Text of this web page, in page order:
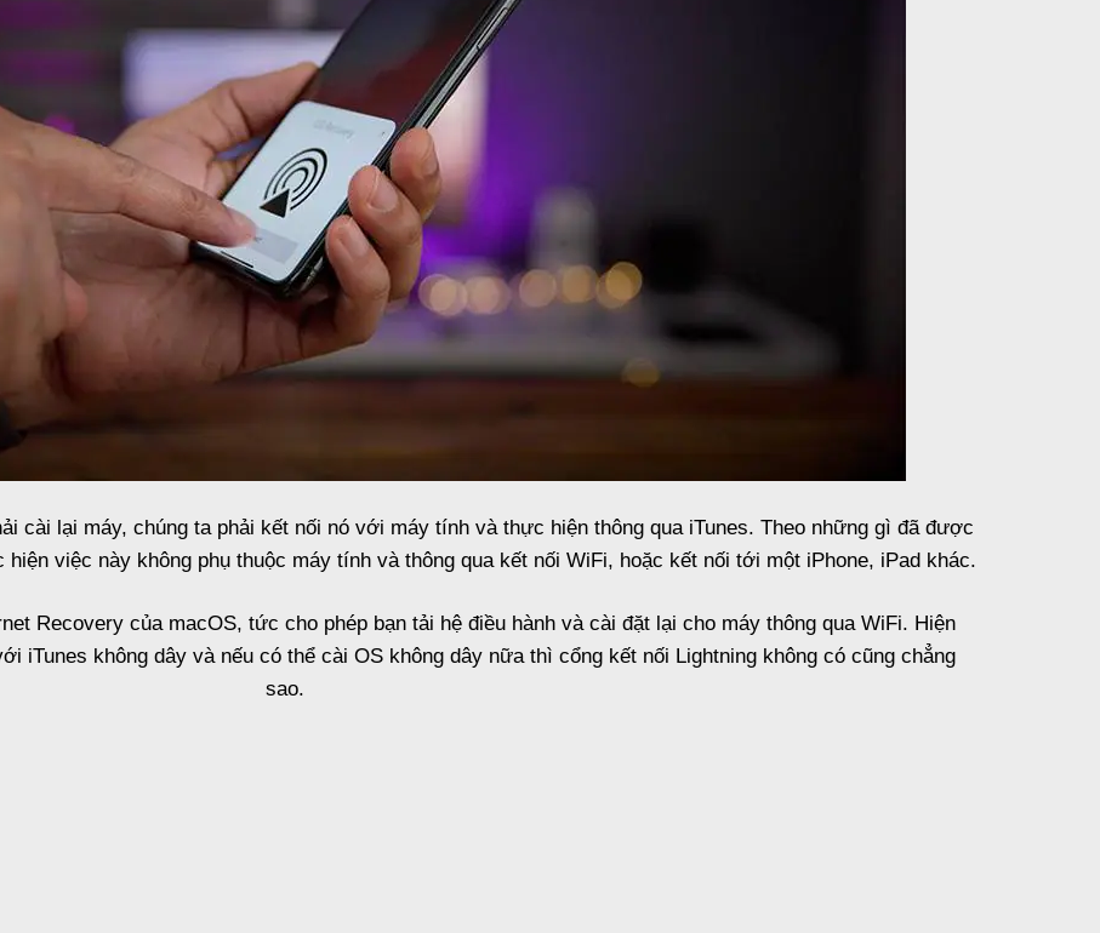
cài lại máy, chúng ta phải kết nối nó với máy tính và thực hiện thông qua iTunes. Theo những gì đã được
việc này không phụ thuộc máy tính và thông qua kết nối WiFi, hoặc kết nối tới một iPhone, iPad khác.
Recovery của macOS, tức cho phép bạn tải hệ điều hành và cài đặt lại cho máy thông qua WiFi. Hiện
iTunes không dây và nếu có thể cài OS không dây nữa thì cổng kết nối Lightning không có cũng chẳng
sao.